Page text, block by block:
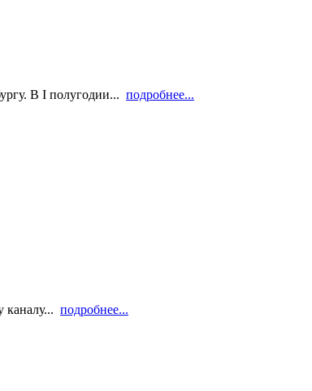
В I полугодии... подробнее...
каналу... подробнее...